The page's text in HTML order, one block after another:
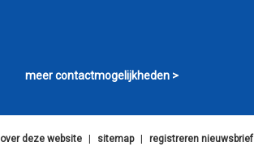
meer contactmogelijkheden >
over deze website sitemap registreren nieuwsbrief